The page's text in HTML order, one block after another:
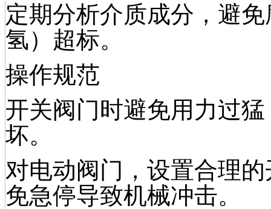
定期分析介质成分，避
氢）超标。
操作规范
开关阀门时避免用力过
坏。
对电动阀门，设置合理
免急停导致机械冲击。